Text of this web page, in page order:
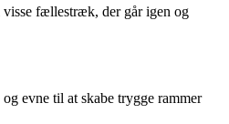
visse fællestræk, der går igen og
evne til at skabe trygge rammer